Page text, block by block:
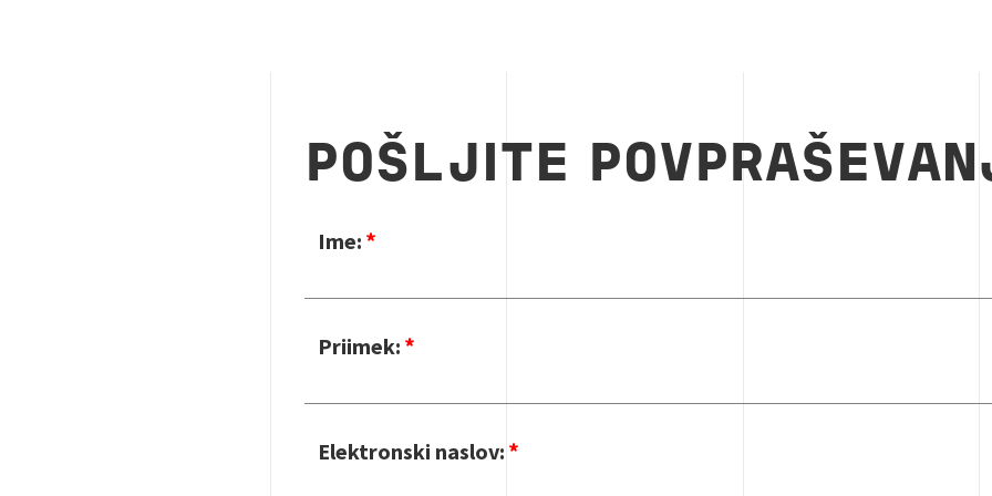
POŠLJITE
Ime:
Priimek:
Elektronski naslov: